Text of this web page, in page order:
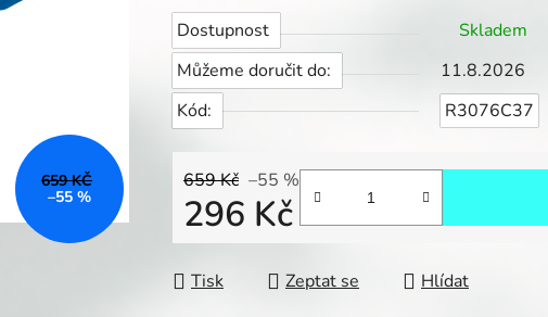
Dostupnost
Skladem
Můžeme doručit do:
11.8.2026
Kód:
R3076C37
659 Kč –55 %
296 Kč
Měrná cena:
Tisk Zeptat se Hlídat
659 KČ
–55 %